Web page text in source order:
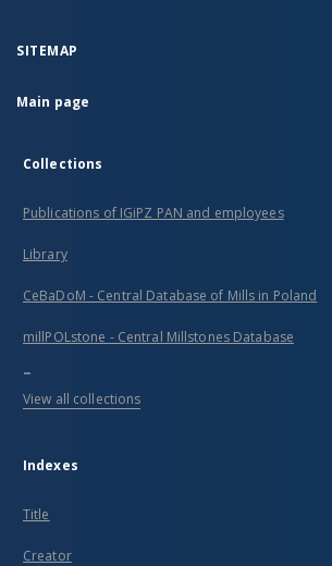
SITEMAP
Main page
Collections
Publications of IGiPZ PAN and employees
Library
CeBaDoM - Central Database of Mills in Poland
millPOLstone - Central Millstones Database
...
View all collections
Indexes
Title
Creator